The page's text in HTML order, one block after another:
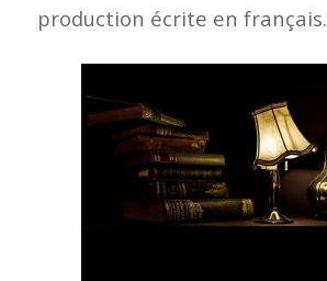
production écrite en français.